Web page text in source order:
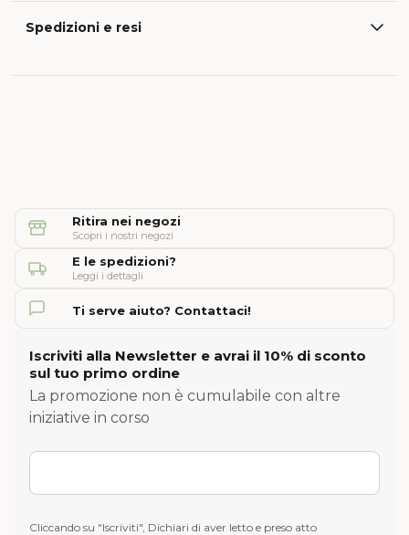
Spedizioni e resi
Ritira nei negozi
Scopri i nostri negozi
E le spedizioni?
Leggi i dettagli
Ti serve aiuto? Contattaci!
Iscriviti alla Newsletter e avrai il 10% di sconto
sul tuo primo ordine
La promozione non è cumulabile con altre
iniziative in corso
Cliccando su "Iscriviti", Dichiari di aver letto e preso atto